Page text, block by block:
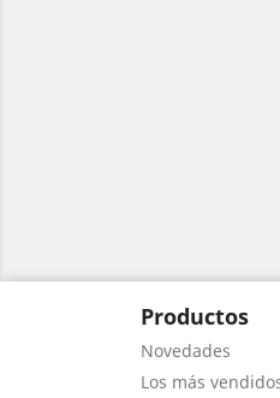
Productos
Novedades
Los más